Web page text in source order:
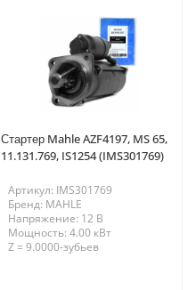
Стартер Mahle AZF4197, MS 65,
11.131.769, IS1254 (IMS301769)
Артикул: IMS301769
Бренд: MAHLE
Напряжение: 12 В
Мощность: 4.00 кВт
Z = 9.0000-зубьев